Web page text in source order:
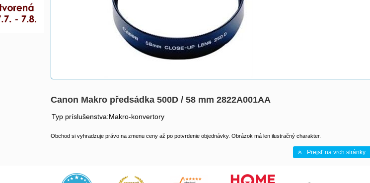
Canon Makro předsádka 500D / 58 mm 2822A001AA
Typ príslušenstva:Makro-konvertory
Obchod si vyhradzuje právo na zmenu ceny až po potvrdenie objednávky. Obrázok má len ilustračný charakter.
Prejsť na vrch stránky...